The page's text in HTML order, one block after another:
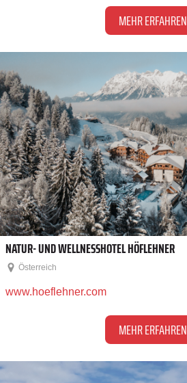
MEHR ERFAHREN
NATUR- UND WELLNESSHOTEL HÖFLEHNER
Österreich
www.hoeflehner.com
MEHR ERFAHREN